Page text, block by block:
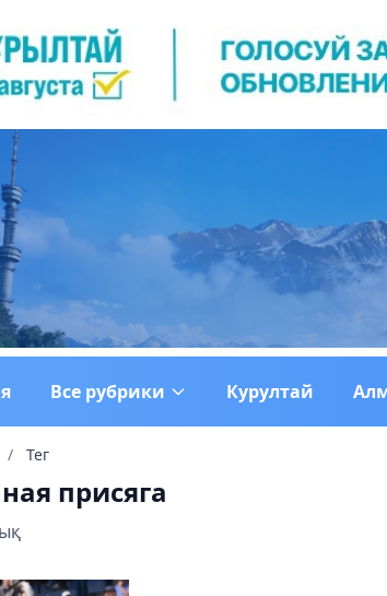
Все рубрики Курултай
/ Тег
присяга